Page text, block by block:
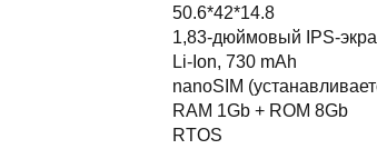
50.6*42*14.8
1,83-дюймовый IPS-
Li-Ion, 730 mAh
nanoSIM
RAM 1Gb + ROM 8Gb
RTOS